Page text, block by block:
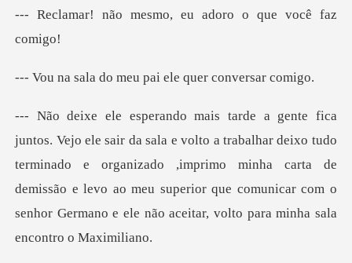
mesmo, eu adoro o
o meu pai ele que
lhar deixo tudo
terminado e organizado ,imprimo minha carta de
demissão e levo ao meu superior qu